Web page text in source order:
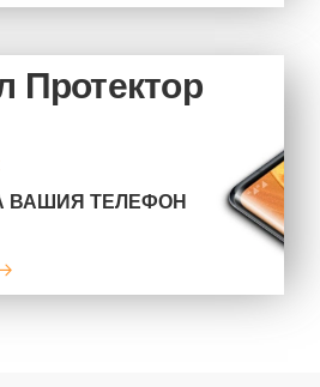
Протектор
ВАШИЯ ТЕЛЕФОН